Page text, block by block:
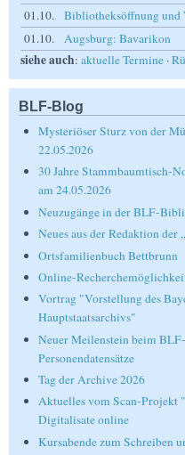
01.10.
Bibliotheksöffnung und
01.10.
Augsburg: Bavarikon
siehe auch: aktuelle Termine ·
BLF-Blog
Mysteriöser Sturz von der
22.05.2026
30 Jahre Stammbaumtisch-
am 24.05.2026
Neuzugänge in der BLF-
Neues aus der Redaktion der
Ortsfamilienbuch Bettbrunn
Online-
Vortrag "Vorstellung des
Hauptstaatsarchivs"
Neuer Meilenstein beim
Personendatensätze
Tag der Archive 2026
Aktuelles vom Scan-Projekt
Digitalisate online
Kursabende zum Schreiben